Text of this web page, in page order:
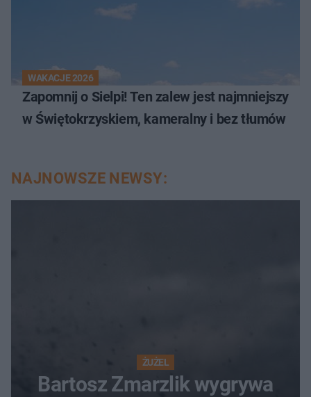
WAKACJE 2026
Zapomnij o Sielpi! Ten zalew jest najmniejszy
w Świętokrzyskiem, kameralny i bez tłumów
NAJNOWSZE NEWSY:
ŻUŻEL
Bartosz Zmarzlik wygrywa